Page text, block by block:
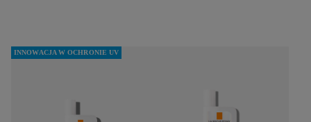
INNOWACJA W OCHRONIE UV